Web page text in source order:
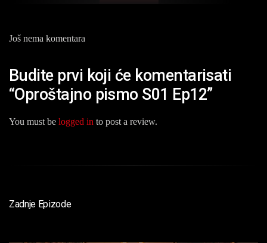
Još nema komentara
Budite prvi koji će komentarisati
“Oproštajno pismo S01 Ep12”
You must be logged in to post a review.
Zadnje Epizode